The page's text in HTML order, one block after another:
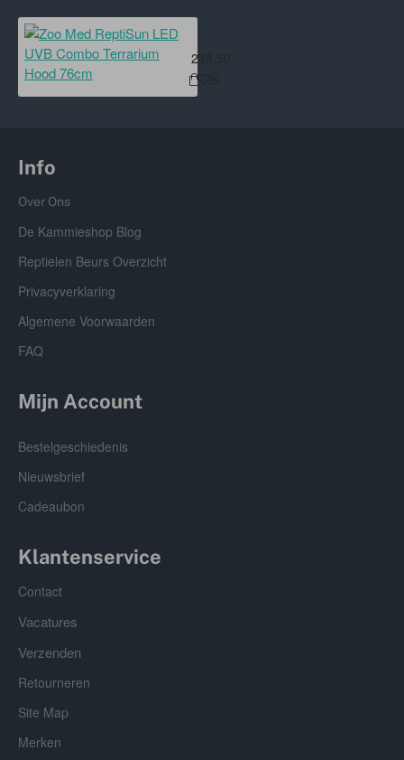
238,50
Info
Over Ons
De Kammieshop Blog
Reptielen Beurs Overzicht
Privacyverklaring
Algemene Voorwaarden
FAQ
Mijn Account
Bestelgeschiedenis
Nieuwsbrief
Cadeaubon
Klantenservice
Contact
Vacatures
Verzenden
Retourneren
Site Map
Merken